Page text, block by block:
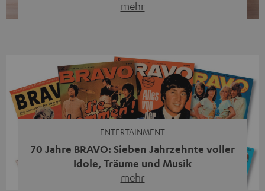
mehr
Streaming-System vereint hochwertige HiFi-Technik,
moderne Streaming-Funktionen und hohe Flexibilität in
einem einzigen Gerät – und zeigt, dass man für großen
Sound heute keine klassische HiFi-Anlage mehr braucht.
ENTERTAINMENT
70 Jahre BRAVO: Sieben Jahrzehnte voller
Idole, Träume und Musik
mehr